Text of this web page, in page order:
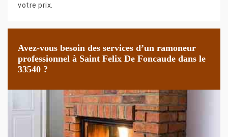
votre prix.
Avez-vous besoin des services d’un ramoneur
professionnel à Saint Felix De Foncaude dans le
33540 ?